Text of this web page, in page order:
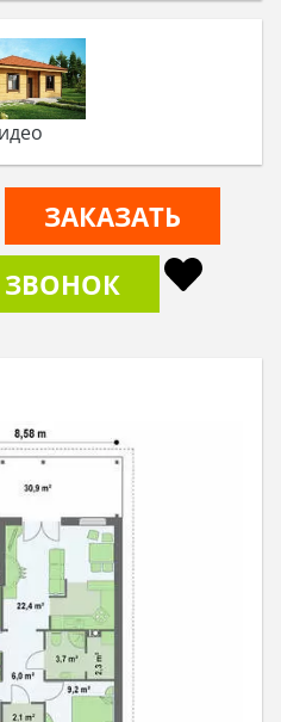
ЗАКАЗАТЬ
ЗВОНОК